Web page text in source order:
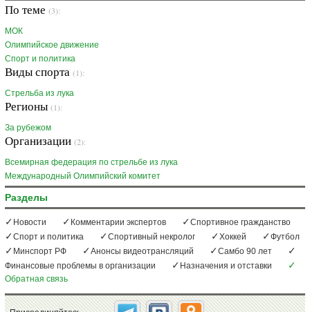
По теме (3):
МОК
Олимпийское движение
Спорт и политика
Виды спорта (1):
Стрельба из лука
Регионы (1):
За рубежом
Организации (2):
Всемирная федерация по стрельбе из лука
Международный Олимпийский комитет
Разделы
Новости Комментарии экспертов
Спортивное гражданство
Спорт и политика
Спортивный некролог Хоккей
Футбол
Минспорт РФ
Анонсы видеотрансляций
Самбо 90 лет
Финансовые проблемы в организации
Назначения и отставки
Обратная связь